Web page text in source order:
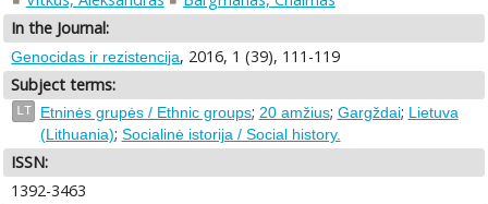
In the Journal:
Genocidas ir rezistencija, 2016, 1 (39), 111-119
Subject terms:
LT Etninės grupės / Ethnic groups; 20 amžius; Gargždai; Lietuva
(Lithuania); Socialinė istorija / Social history.
ISSN:
1392-3463